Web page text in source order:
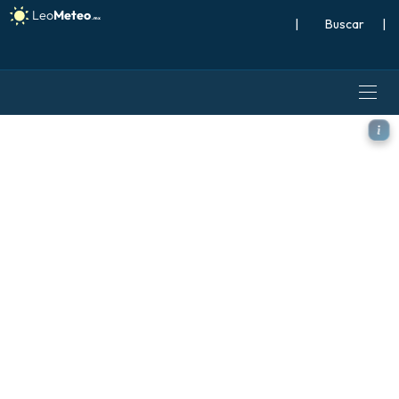
| |
ECMWF AIFS 0.25° [IA]